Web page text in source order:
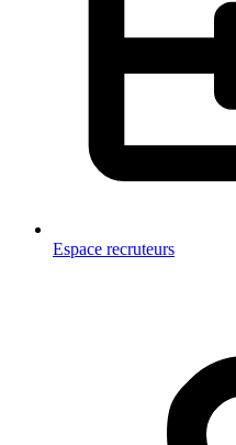
Espace recruteurs